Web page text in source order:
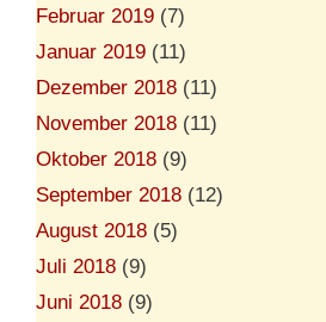
Februar 2019 (7)
Januar 2019 (11)
Dezember 2018 (11)
November 2018 (11)
Oktober 2018 (9)
September 2018 (12)
August 2018 (5)
Juli 2018 (9)
Juni 2018 (9)